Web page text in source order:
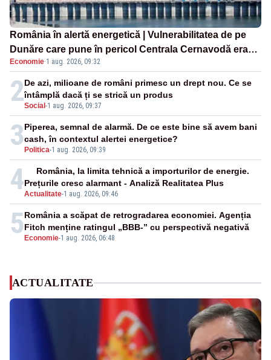
România în alertă energetică | Vulnerabilitatea de pe
Dunăre care pune în pericol Centrala Cernavodă era
cunoscută de pe vremea lui Ceaușescu
Economie·1 aug. 2026, 09:32
2Social -1 aug. 2026, 09:37
De azi, milioane de români primesc un drept nou. Ce se
întâmplă dacă ți se strică un produs
3 Politica-1 aug. 2026, 09:39
Piperea, semnal de alarmă. De ce este bine să avem bani
cash, în contextul alertei energetice?
4Actualitate-1 aug. 2026, 09:46
România, la limita tehnică a importurilor de energie.
Prețurile cresc alarmant - Analiză Realitatea Plus
5 Economie-1 aug. 2026, 06:48
România a scăpat de retrogradarea economiei. Agenția
Fitch menține ratingul „BBB-” cu perspectivă negativă
ACTUALITATE